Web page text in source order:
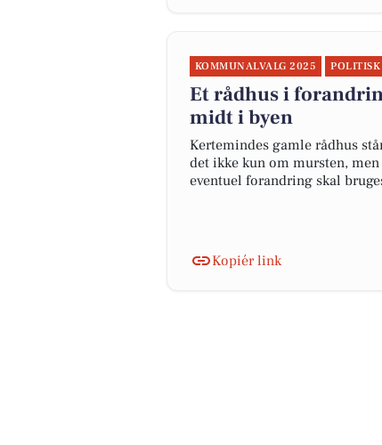
KOMMUNALVALG 2025
Et rådhus i
midt i byen
Kertemindes gamle rådhus
det ikke kun om mursten,
eventuel forandring skal
Kopiér link